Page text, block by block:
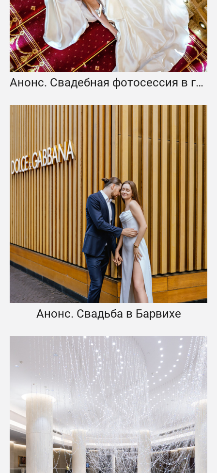
Анонс. Свадебная фотосессия в гостинице Radisson
Анонс. Свадьба в Барвихе